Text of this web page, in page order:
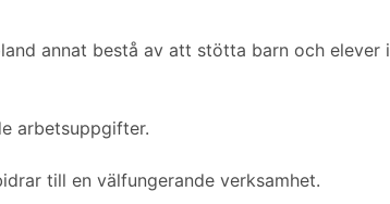
annat bestå av att stötta barn och elever i
arbetsuppgifter.
till en välfungerande verksamhet.